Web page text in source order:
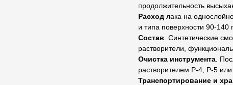
продолжительность
Расход лака на
и типа поверхности 90-140
Состав . Синтетические
растворители,
Очистка инструмента .
растворителем Р-4, Р-5 или
Транспортирование и